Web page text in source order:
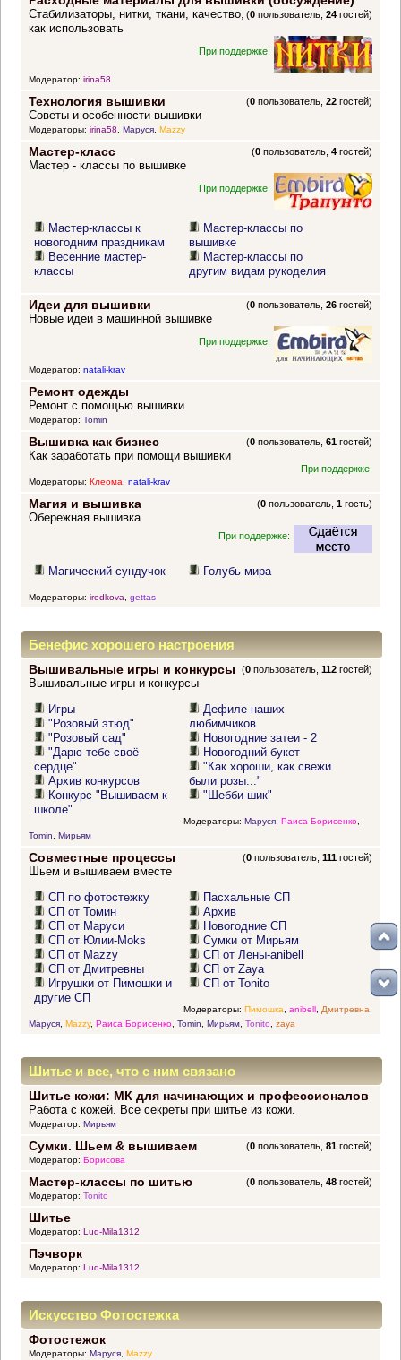
(0 пользователь,24 гостей)
Стабилизаторы, нитки, ткани, качество,
как использовать
При поддержке:
Модератор: irina58
Технология вышивки (0 пользователь,22 гостей)
Советы и особенности вышивки
Модераторы: irina58, Маруся, Mazzy
Мастер-класс (0 пользователь,4 гостей)
Мастер - классы по вышивке
При поддержке:
Мастер-классы к
новогодним праздникам
Весенние мастер-
классы
Мастер-классы по
вышивке
Мастер-классы по
другим видам рукоделия
Идеи для вышивки (0 пользователь,26 гостей)
Новые идеи в машинной вышивке
При поддержке:
Модератор: natali-krav
Ремонт одежды
Ремонт с помощью вышивки
Модератор: Tomin
Вышивка как бизнес (0 пользователь,61 гостей)
Как заработать при помощи вышивки
При поддержке:
Модераторы: Клеома, natali-krav
Магия и вышивка (0 пользователь,1 гость)
Обережная вышивка
При поддержке:
Магический сундучок Голубь мира
Модераторы: iredkova gettas
Бенефис хорошего настроения
Вышивальные игры и конкурсы (0 пользователь,112 гостей)
Вышивальные игры и конкурсы
Игры
"Розовый этюд"
"Розовый сад"
"Дарю тебе своё
сердце"
Архив конкурсов
Конкурс "Вышиваем к
школе"
Дефиле наших
любимчиков
Новогодние затеи - 2
Новогодний букет
"Как хороши, как свежи
были розы..."
"Шебби-шик"
Модераторы: Маруся, Раиса Борисенко,
Tomin
Мирьям
Совместные процессы (0 пользователь,111 гостей)
Шьем и вышиваем вместе
СП по фотостежку
СП от Томин
СП от Маруси
СП от Юлии-Moks
СП от Mazzy
СП от Дмитревны
Игрушки от Пимошки и
другие СП
Пасхальные СП
Архив
Новогодние СП
Сумки от Мирьям
СП от Лены-anibell
СП от Zaya
СП от Tonito
Модераторы: Пимошка anibell, Дмитревна
Маруся, Mazzy, Раиса Борисенко, Tomin Мирьям, Tonito zaya
Шитье и все, что с ним связано
Шитье кожи: МК для начинающих и профессионалов
Работа с кожей. Все секреты при шитье из кожи.
Модератор: Мирьям
Сумки. Шьем & вышиваем (0 пользователь,81 гостей)
Модератор: Борисова
Мастер-классы по шитью (0 пользователь,48 гостей)
Модератор: Tonito
Шитье
Модератор: Lud-Mila1312
Пэчворк
Модератор: Lud-Mila1312
Искусство Фотостежка
Фотостежок
Модераторы: Маруся, Mazzy